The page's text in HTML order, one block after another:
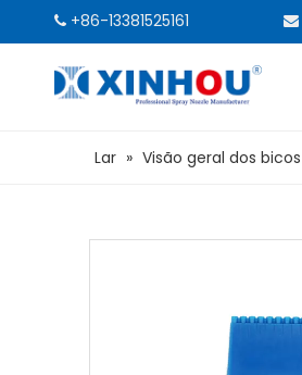
 +86-13381525161 
Lar » Visão geral dos bicos